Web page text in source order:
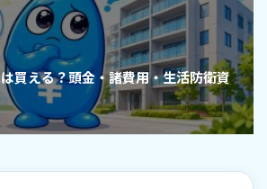
買える？頭金・諸費用・生活防衛資